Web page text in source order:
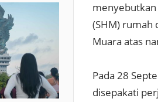
(SHM) rumah
Muara atas
Pada 28
disepakati